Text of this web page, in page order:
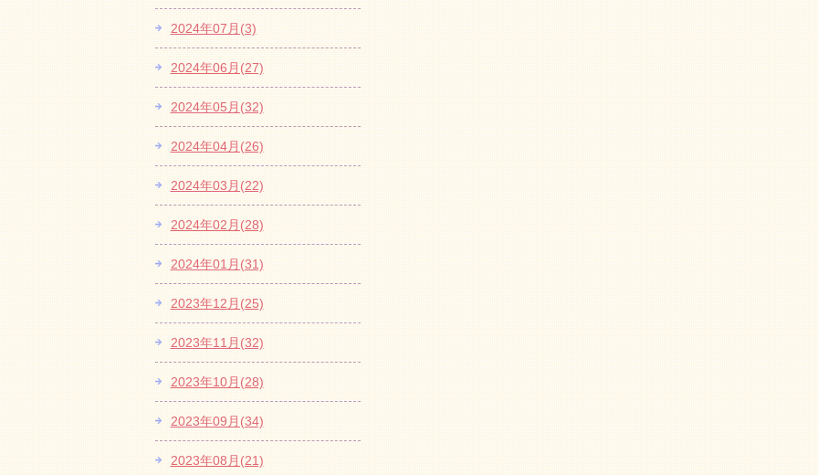
2024年07月(3)
2024年06月(27)
2024年05月(32)
2024年04月(26)
2024年03月(22)
2024年02月(28)
2024年01月(31)
2023年12月(25)
2023年11月(32)
2023年10月(28)
2023年09月(34)
2023年08月(21)